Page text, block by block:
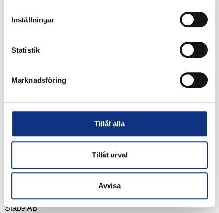
Inställningar
Statistik
Marknadsföring
Tillåt alla
Tillåt urval
Avvisa
du godkänner våraintegritetspolicy
Post- och besöksadress
Stabe AB